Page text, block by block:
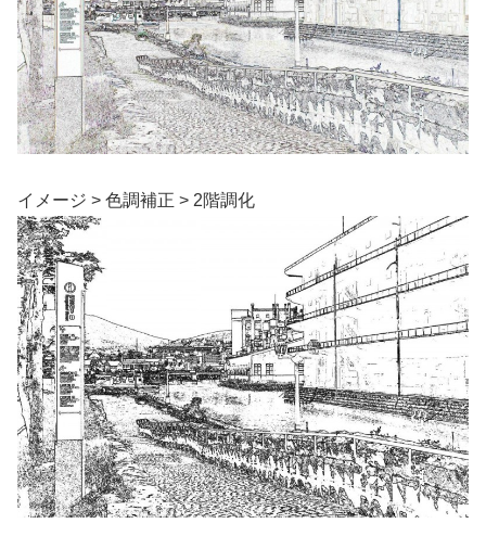
イメージ > 色調補正 > 2階調化